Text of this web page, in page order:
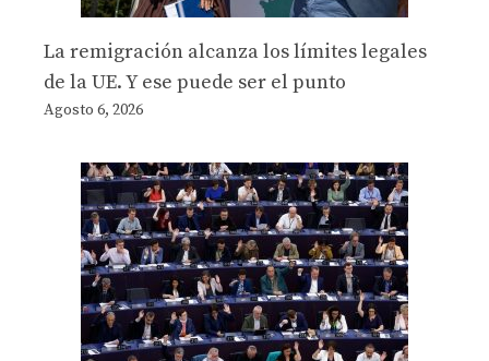
La remigración alcanza los límites legales
de la UE. Y ese puede ser el punto
Agosto 6, 2026